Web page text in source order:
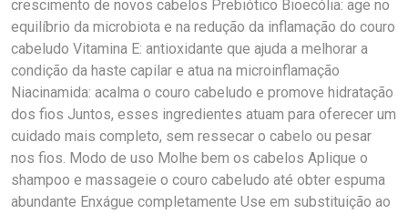
crescimento de novos cabelos Prebiótico Bioecólia: age no
equilíbrio da microbiota e na redução da inflamação do couro
cabeludo Vitamina E: antioxidante que ajuda a melhorar a
condição da haste capilar e atua na microinflamação
Niacinamida: acalma o couro cabeludo e promove hidratação
dos fios Juntos, esses ingredientes atuam para oferecer um
cuidado mais completo, sem ressecar o cabelo ou pesar
nos fios. Modo de uso Molhe bem os cabelos Aplique o
shampoo e massageie o couro cabeludo até obter espuma
abundante Enxágue completamente Use em substituição ao